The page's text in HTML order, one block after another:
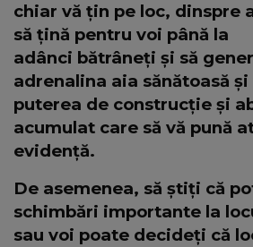
chiar vă țin pe loc, dinspre
să țină pentru voi până la
adânci bătrâneți și să
adrenalina aia sănătoasă
puterea de construcție și
acumulat care să vă pună
evidență.
De asemenea, să știți că
schimbări importante la
sau voi poate decideți că